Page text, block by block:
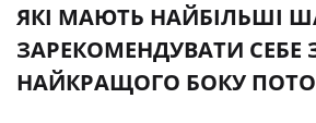
ЯКІ МАЮТЬ НАЙБІЛЬШІ
ЗАРЕКОМЕНДУВАТИ СЕБЕ
НАЙКРАЩОГО БОКУ